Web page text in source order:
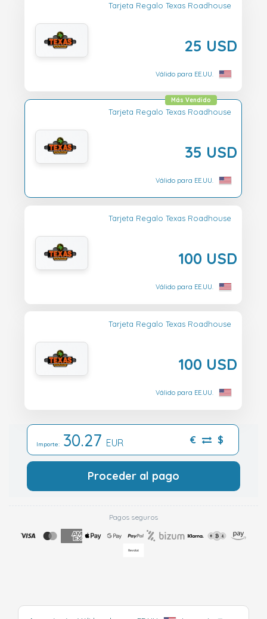
Tarjeta Regalo Texas Roadhouse
25 USD
Válido para EE.UU.
Tarjeta Regalo Texas Roadhouse
35 USD
Más Vendido
Válido para EE.UU.
Tarjeta Regalo Texas Roadhouse
100 USD
Válido para EE.UU.
Tarjeta Regalo Texas Roadhouse
100 USD
Válido para EE.UU.
Importe: 30.27 EUR € $
Proceder al pago
Pagos seguros